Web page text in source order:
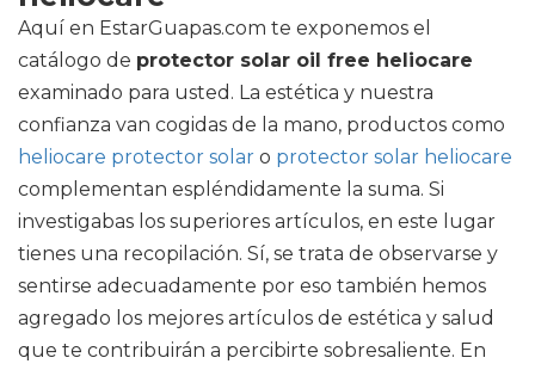
Aquí en EstarGuapas.com te exponemos el
catálogo de protector solar oil free heliocare
examinado para usted. La estética y nuestra
confianza van cogidas de la mano, productos como
heliocare protector solar o protector solar heliocare
complementan espléndidamente la suma. Si
investigabas los superiores artículos, en este lugar
tienes una recopilación. Sí, se trata de observarse y
sentirse adecuadamente por eso también hemos
agregado los mejores artículos de estética y salud
que te contribuirán a percibirte sobresaliente. En